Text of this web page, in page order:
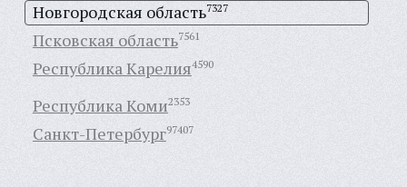
Новгородская область7327
Псковская область7561
Республика Карелия4590
Республика Коми2353
Санкт-Петербург97407